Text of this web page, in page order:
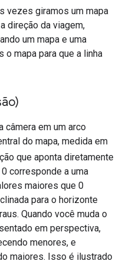
vezes giramos um mapa
direção da viagem,
um mapa e uma
mapa para que a linha
câmera em um arco
do mapa, medida em
que aponta diretamente
corresponde a uma
maiores que 0
para o horizonte
Quando você muda o
em perspectiva,
menores, e
maiores. Isso é ilustrado